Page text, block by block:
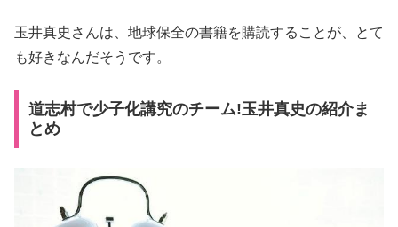
玉井真史さんは、地球保全の書籍を購読することが、とて
も好きなんだそうです。
道志村で少子化講究のチーム!玉井真史の紹介ま
とめ